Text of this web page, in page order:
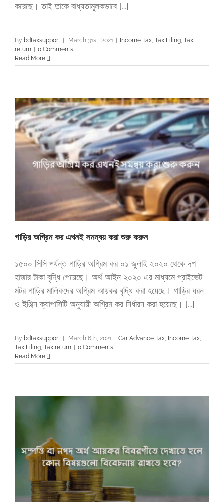
করেছে। তাই তাকে বাধ্যতামূলকভাবে [...]
By bdtaxsupport | March 31st, 2021 | Income Tax, Tax Filing, Tax
return | 0 Comments
Read More
গাড়ির অগ্রিম কর এখনই সমন্বয় করা শুরু করুন
১৫০০ সিসি পর্যন্ত গাড়ির অগ্রিম কর ০১ জুলাই ২০২০ থেকে দশ
হাজার টাকা বৃদ্ধি পেয়েছে। অর্থ আইন ২০২০ এর মাধ্যমে প্রাইভেট
মটর গাড়ির মালিকদের অগ্রিম আয়কর বৃদ্ধি করা হয়েছে। গাড়ির ধরন
ও ইঞ্জিন ক্যাপাসিটি অনুযায়ী অগ্রিম কর নির্ধারন করা হয়েছে। [...]
By bdtaxsupport | March 6th, 2021 | Car Advance Tax Income Tax
Tax Filing Tax return | 0 Comments
Read More